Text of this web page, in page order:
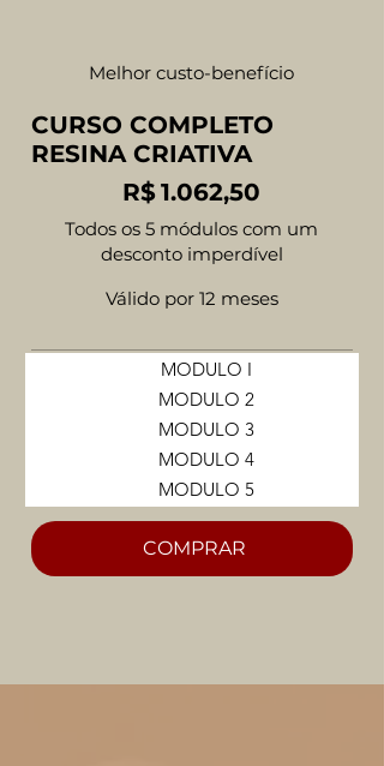
Melhor custo-benefício
CURSO COMPLETO
RESINA CRIATIVA
R$1.062,50
Todos os 5 módulos com um
desconto imperdível
Válido por 12 meses
COMPRAR
MODULO I
MODULO 2
MODULO 3
MODULO 4
MODULO 5